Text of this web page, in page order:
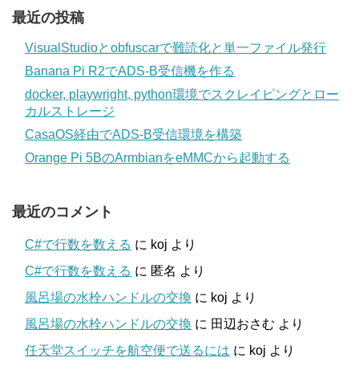
最近の投稿
VisualStudioとobfuscarで難読化と単一ファイル発行
Banana Pi R2でADS-B受信機を作る
docker, playwright, python環境でスクレイピングとロー
カルストレージ
CasaOS経由でADS-B受信環境を構築
Orange Pi 5BのArmbianをeMMCから起動する
最近のコメント
C#で行数を数える に koj より
C#で行数を数える に 匿名 より
風呂場の水栓ハンドルの交換 に koj より
風呂場の水栓ハンドルの交換 に 田辺おさむ より
任天堂スイッチを航空便で送るには に koj より